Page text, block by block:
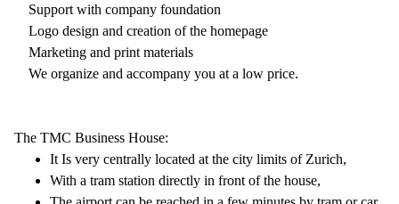
Support with company foundation
Logo design and creation of the homepage
Marketing and print materials
We organize and accompany you at a low price.
The TMC Business House:
It Is very centrally located at the city limits of Zurich,
With a tram station directly in front of the house,